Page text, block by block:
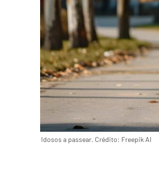
Idosos a passear. Crédito: Freepik AI